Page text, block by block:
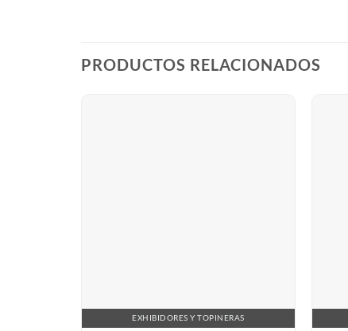
PRODUCTOS RELACIONADOS
EXHIBIDORES Y TOPINERAS